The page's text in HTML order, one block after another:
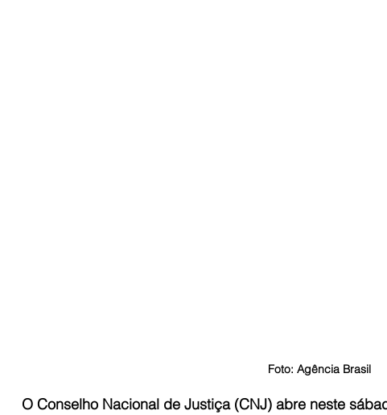
Foto: Agência Brasil
O Conselho Nacional de Justiça (CNJ) abre neste